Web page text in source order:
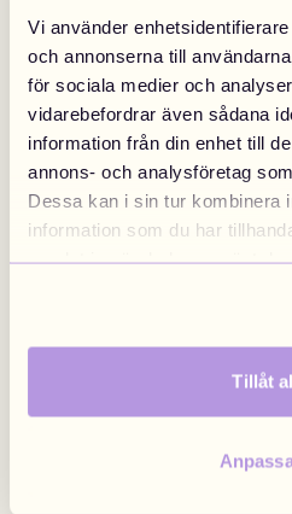
Vi använder
och annonserna till
för sociala medier och
vidarebefordrar även sådana
information från din enhet till
annons- och analysföretag
Dessa kan i sin tur kombinera
information som du har
samlat in när du har använt
Tillåt
Design nå